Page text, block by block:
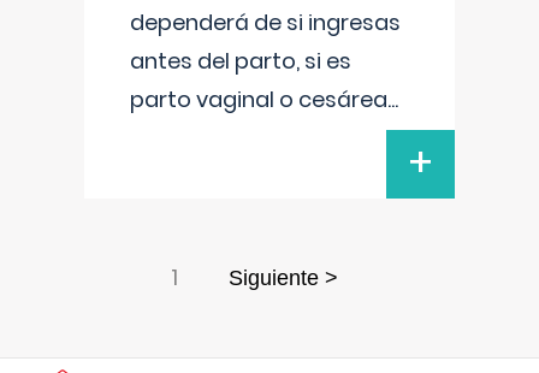
dependerá de si ingresas
antes del parto, si es
parto vaginal o cesárea...
+
1 Siguiente >